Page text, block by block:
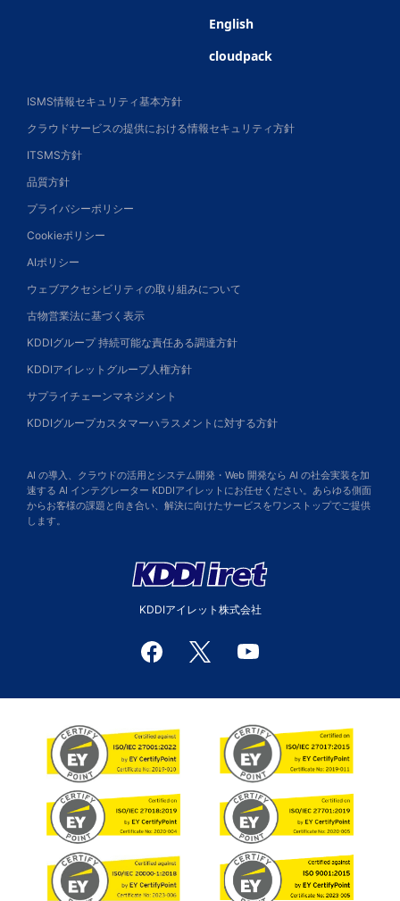
English
cloudpack
ISMS情報セキュリティ基本方針
クラウドサービスの提供における情報セキュリティ方針
ITSMS方針
品質方針
プライバシーポリシー
Cookieポリシー
AIポリシー
ウェブアクセシビリティの取り組みについて
古物営業法に基づく表示
KDDIグループ 持続可能な責任ある調達方針
KDDIアイレットグループ人権方針
サプライチェーンマネジメント
KDDIグループカスタマーハラスメントに対する方針
AI の導入、クラウドの活用とシステム開発・Web 開発なら AI の社会実装を加
速する AI インテグレーター KDDIアイレットにお任せください。あらゆる側面
からお客様の課題と向き合い、解決に向けたサービスをワンストップでご提供
します。
KDDIアイレット株式会社